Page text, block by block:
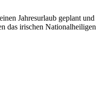
Jahresurlaub geplant
irischen